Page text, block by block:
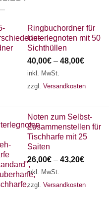
Ringbuchordner für
Unterlegnoten mit 50
Sichthüllen
40,00€ – 48,00€
inkl. MwSt.
zzgl. Versandkosten
Noten zum Selbst-
Zusammenstellen für
Tischharfe mit 25
Saiten
26,00€ – 43,20€
inkl. MwSt.
zzgl. Versandkosten